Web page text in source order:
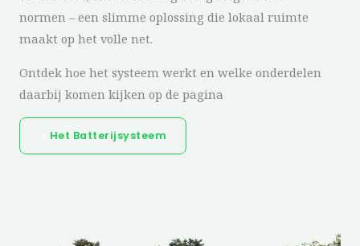
normen – een slimme oplossing die lokaal ruimte
maakt op het volle net.
Ontdek hoe het systeem werkt en welke onderdelen
daarbij komen kijken op de pagina
Het Batterijsysteem